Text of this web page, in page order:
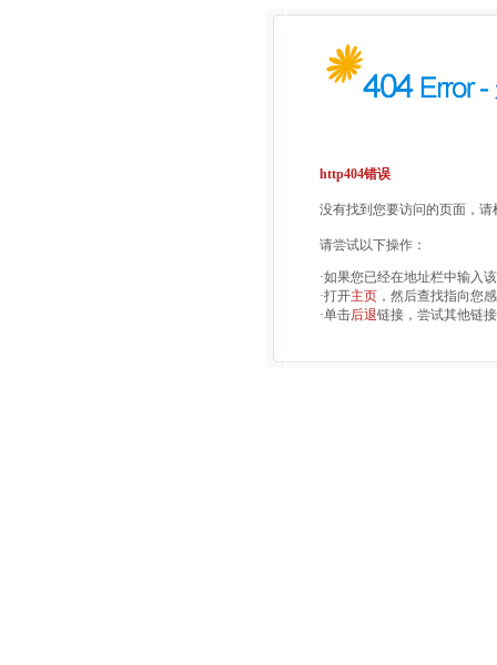
http404错误
没有找到您要访问的页面，
请尝试以下操作：
·如果您已经在地址栏中输入
·打开主页 ，然后查找指向您
·单击后退链接，尝试其他链